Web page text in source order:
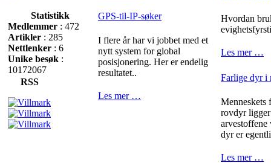
Statistikk
Medlemmer : 472
Artikler : 285
Nettlenker : 6
Unike besøk :
10172067
RSS
GPS-til-IP-søker
I flere år har vi jobbet med et
nytt system for global
posisjonering. Her er endelig
resultatet..
Les mer …
Hvordan
Les mer …
Farlige dyr i
Menneskets
rovdyr
arvestoffene
dyr er
Les mer …